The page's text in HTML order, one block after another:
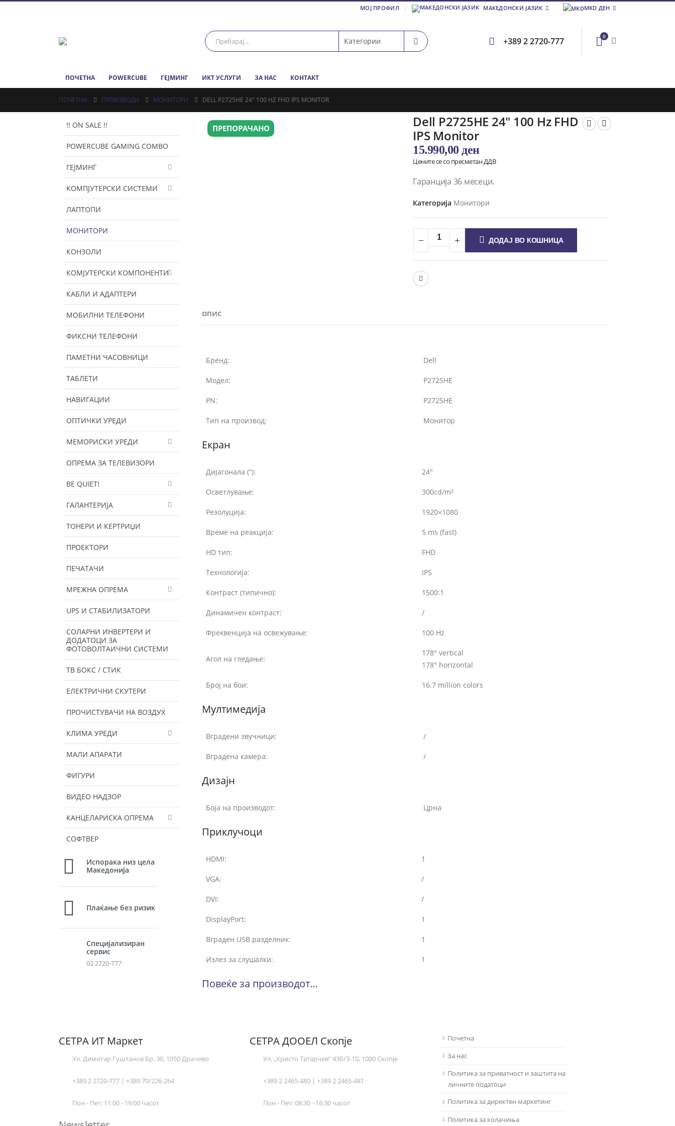
МОЈ ПРОФИЛ МАКЕДОНСКИ ЈАЗИК MKD ДЕН
+389 2 2720-777 0
ПОЧЕТНА POWERCUBE ГЕЈМИНГ ИКТ УСЛУГИ ЗА НАС КОНТАКТ
ПОЧЕТНА ПРОИЗВОДИ МОНИТОРИ DELL P2725HE 24″ 100 HZ FHD IPS MONITOR
ПРЕПОРАЧАНО
Dell P2725HE 24″ 100 Hz FHD
IPS Monitor
15.990,00 ден
Цените се со пресметан ДДВ
Гаранција 36 месеци.
Категорија Монитори
ДОДАЈ ВО КОШНИЦА
ОПИС
Бренд: Dell
Модел: P2725HE
PN: P2725HE
Тип на производ: Монитор
Екран
Дијагонала (“): 24″
Осветлување: 300cd/m²
Резолуција: 1920×1080
Време на реакција: 5 ms (fast)
HD тип: FHD
Технологија: IPS
Контраст (типично): 1500:1
Динамичен контраст: /
Фреквенција на освежување: 100 Hz
Агол на гледање:
178° vertical
178° horizontal
Број на бои: 16.7 million colors
Мултимедија
Вградени звучници: /
Вградена камера: /
Дизајн
Боја на производот: Црна
Приклучоци
HDMI: 1
VGA: /
DVI: /
DisplayPort: 1
Вграден USB разделник: 1
Излез за слушалки: 1
Повеќе за производот…
!! ON SALE !!
POWERCUBE GAMING COMBO
ГЕЈМИНГ
КОМПЈУТЕРСКИ СИСТЕМИ
ЛАПТОПИ
МОНИТОРИ
КОНЗОЛИ
КОМЈУТЕРСКИ КОМПОНЕНТИ
КАБЛИ И АДАПТЕРИ
МОБИЛНИ ТЕЛЕФОНИ
ФИКСНИ ТЕЛЕФОНИ
ПАМЕТНИ ЧАСОВНИЦИ
ТАБЛЕТИ
НАВИГАЦИИ
ОПТИЧКИ УРЕДИ
МЕМОРИСКИ УРЕДИ
ОПРЕМА ЗА ТЕЛЕВИЗОРИ
BE QUIET!
ГАЛАНТЕРИЈА
ТОНЕРИ И КЕРТРИЏИ
ПРОЕКТОРИ
ПЕЧАТАЧИ
МРЕЖНА ОПРЕМА
UPS И СТАБИЛИЗАТОРИ
СОЛАРНИ ИНВЕРТЕРИ И
ДОДАТОЦИ ЗА
ФОТОВОЛТАИЧНИ СИСТЕМИ
ТВ БОКС / СТИК
ЕЛЕКТРИЧНИ СКУТЕРИ
ПРОЧИСТУВАЧИ НА ВОЗДУХ
КЛИМА УРЕДИ
МАЛИ АПАРАТИ
ФИГУРИ
ВИДЕО НАДЗОР
КАНЦЕЛАРИСКА ОПРЕМА
СОФТВЕР
Испорака низ цела
Македонија
Плаќање без ризик
Специјализиран
сервис
02 2720-777
СЕТРА ИТ Маркет
Ул. Димитар Гуштанов Бр. 30, 1050 Драчево
+389 2 2720-777 | +389 70/226-264
Пон - Пет: 11:00 - 19:00 часот
СЕТРА ДООЕЛ Скопје
Ул. „Христо Татарчев“ 43б/3-10, 1000 Скопје
+389 2 2465-480 | +389 2 2465-481
Пон - Пет: 08:30 - 16:30 часот
Почетна
За нас
Политика за приватност и заштита на
личните податоци
Политика за директен маркетинг
Политика за колачиња